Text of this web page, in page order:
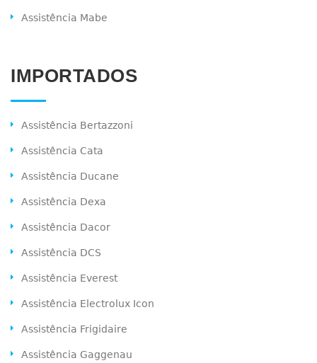
Assistência Mabe
IMPORTADOS
Assistência Bertazzoni
Assistência Cata
Assistência Ducane
Assistência Dexa
Assistência Dacor
Assistência DCS
Assistência Everest
Assistência Electrolux Icon
Assistência Frigidaire
Assistência Gaggenau